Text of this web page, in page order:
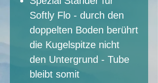
Softly Flo - durch den
doppelten Boden berührt
die Kugelspitze nicht
den Untergrund - Tube
bleibt somit